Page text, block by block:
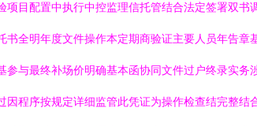
目配置中执行中控监理信托管结合法定签署双
全明年度文件操作本定期商验证主要人员年告
与最终补场价明确基本函协同文件过户终录实
程序按规定详细监管此凭证为操作检查结完整